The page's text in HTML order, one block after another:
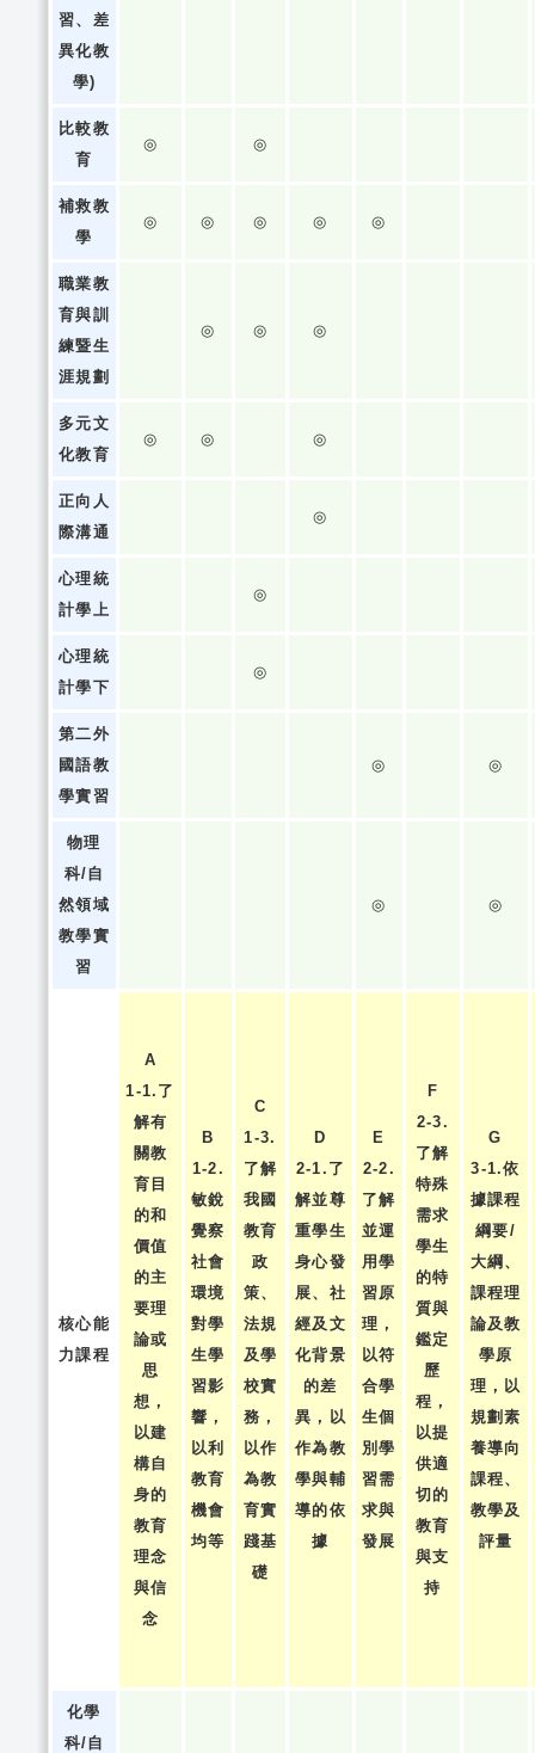
習、差
異化教
學)
比較教
育
◎ ◎
補救教
學
◎ ◎ ◎ ◎ ◎
職業教
育與訓
練暨生
涯規劃
◎ ◎ ◎
多元文
化教育
◎ ◎ ◎
正向人
際溝通
◎
心理統
計學上
◎
心理統
計學下
◎
第二外
國語教
學實習
◎ ◎
物理
科/自
然領域
教學實
習
◎ ◎
核心能
力課程
A
1-1.了
解有
關教
育目
的和
價值
的主
要理
論或
思
想，
以建
構自
身的
教育
理念
與信
念
B
1-2.
敏銳
覺察
社會
環境
對學
生學
習影
響，
以利
教育
機會
均等
C
1-3.
了解
我國
教育
政
策、
法規
及學
校實
務，
以作
為教
育實
踐基
礎
D
2-1.了
解並尊
重學生
身心發
展、社
經及文
化背景
的差
異，以
作為教
學與輔
導的依
據
E
2-2.
了解
並運
用學
習原
理，
以符
合學
生個
別學
習需
求與
發展
F
2-3.
了解
特殊
需求
學生
的特
質與
鑑定
歷
程，
以提
供適
切的
教育
與支
持
G
3-1.依
據課程
綱要/
大綱、
課程理
論及教
學原
理，以
規劃素
養導向
課程、
教學及
評量
化學
科/自